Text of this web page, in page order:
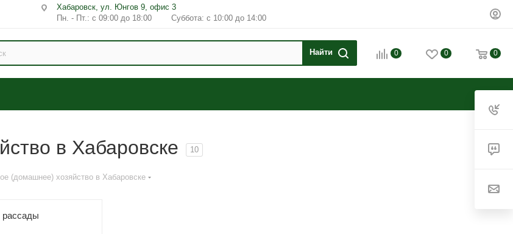
Хабаровск, ул. Юнгов 9, офис 3
Пн. - Пт.: с 09:00 до 18:00 Суббота: с 10:00 до 14:00
0 0 0
в Хабаровске 10
(домашнее) хозяйство в Хабаровске